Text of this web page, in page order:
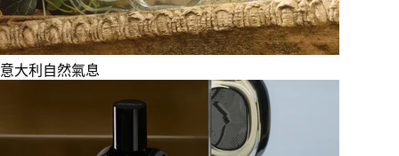
意大利自然氣息